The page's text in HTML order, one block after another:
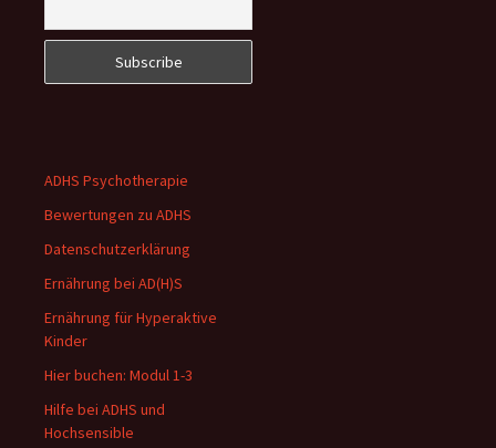
ADHS Psychotherapie
Bewertungen zu ADHS
Datenschutzerklärung
Ernährung bei AD(H)S
Ernährung für Hyperaktive
Kinder
Hier buchen: Modul 1-3
Hilfe bei ADHS und
Hochsensible